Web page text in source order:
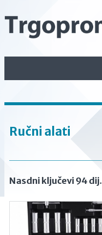
Ručni alati
Nasdni ključevi 94 dij.